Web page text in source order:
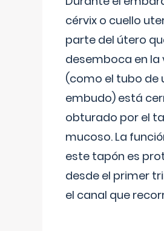
cérvix o cuello
parte del útero
desemboca en la
(como el tubo de
embudo) está
obturado por el
mucoso. La
este tapón es
desde el primer
el canal que